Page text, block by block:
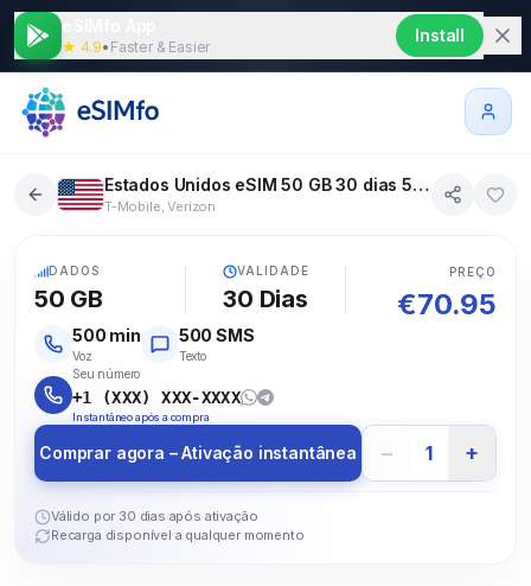
★ 4.9• Faster & Easier
Install
Estados Unidos eSIM 50 GB 30 dias 500 SMS 500 Voz
T-Mobile, Verizon
DADOS
50 GB
VALIDADE
30 Dias
PREÇO
€70.95
500 min
Voz
500 SMS
Texto
Seu número
+1 (XXX) XXX-XXXX
Instantâneo após a compra
Comprar agora – Ativação instantânea − 1 +
Válido por 30 dias após ativação
Recarga disponível a qualquer momento